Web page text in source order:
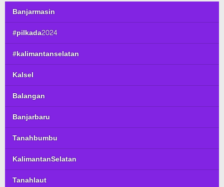
Banjarmasin
#pilkada2024
#kalimantanselatan
Kalsel
Balangan
Banjarbaru
Tanahbumbu
KalimantanSelatan
Tanahlaut